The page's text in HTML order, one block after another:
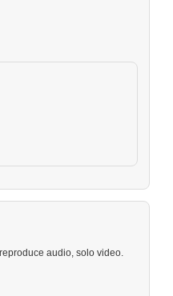
audio, solo video.